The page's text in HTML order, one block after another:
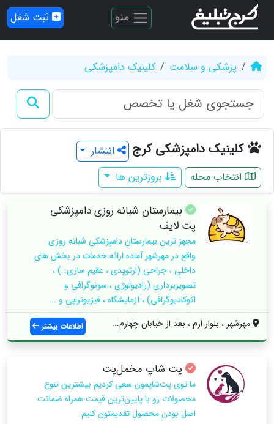
منو ثبت شغل
پزشکی و سلامت کلینیک دامپزشکی
کلینیک دامپزشکی کرج
انتشار
انتخاب محله
بروزترین ها
بیمارستان شبانه روزی دامپزشکی
پت لایف
مجهز ترین بیمارستان دامپزشکی شبانه روزی
واقع در مهرشهر آماده ارائه خدمات در بخش های
داخلی ، جراحی (ارتوپدی ، عقیم سازی…) ،
تصویربرداری (رادیولوژی ، سونوگرافی و
اکوکادیوگرافی) ، آزمایشگاه ، فیزیوتراپی و ...
مهرشهر ، بلوار ارم ، بعد از خیابان چهارم...
اطلاعات بیشتر
پت شاپ مخمل‌پت
ما توی پت‌شاپمون سعی کردیم بیشترین تنوع
محصولات رو با پایین‌ترین قیمت همراه ضمانت
اصل بودن محصول تقدیمتون کنیم